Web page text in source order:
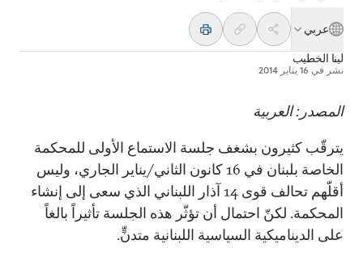
عربي
لينا الخطيب
نشر في 16 يناير 2014
المصدر: العربية
يترقّب كثيرون بشغف جلسة الاستماع الأولى للمحكمة
الخاصة بلبنان في 16 كانون الثاني/يناير الجاري، وليس
أقلّهم تحالف قوى 14 آذار اللبناني الذي سعى إلى إنشاء
المحكمة. لكنّ احتمال أن تؤثّر هذه الجلسة تأثيراً بالغاً
على الديناميكية السياسية اللبنانية متدنٍّ.